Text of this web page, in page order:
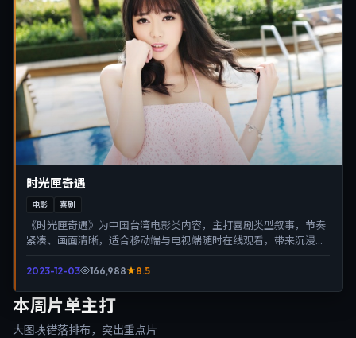
时光匣奇遇
电影 喜剧
《时光匣奇遇》为中国台湾电影类内容，主打喜剧类型叙事，节奏
紧凑、画面清晰，适合移动端与电视端随时在线观看，带来沉浸式
2023-12-03 166,988 8.5
本周片单主打
大图块错落排布，突出重点片